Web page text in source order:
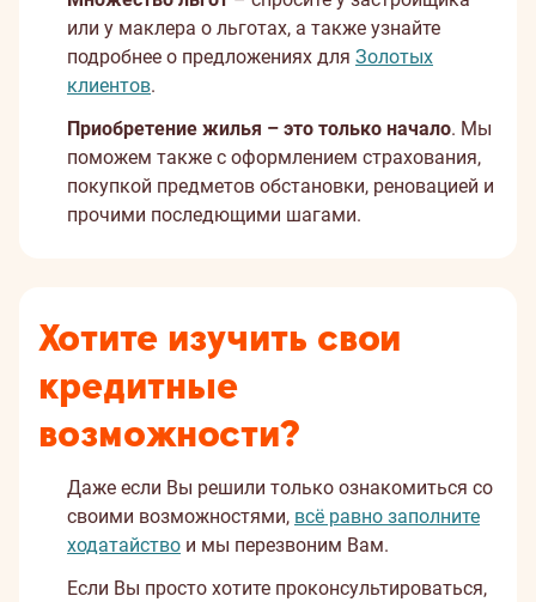
или у маклера о льготах, а также узнайте
подробнее о предложениях для Золотых
клиентов.
Приобретение жилья – это только начало. Мы
поможем также с оформлением страхования,
покупкой предметов обстановки, реновацией и
прочими последющими шагами.
Хотите изучить свои
кредитные
возможности?
Даже если Вы решили только ознакомиться со
своими возможностями, всё равно заполните
ходатайство и мы перезвоним Вам.
Если Вы просто хотите проконсультироваться,